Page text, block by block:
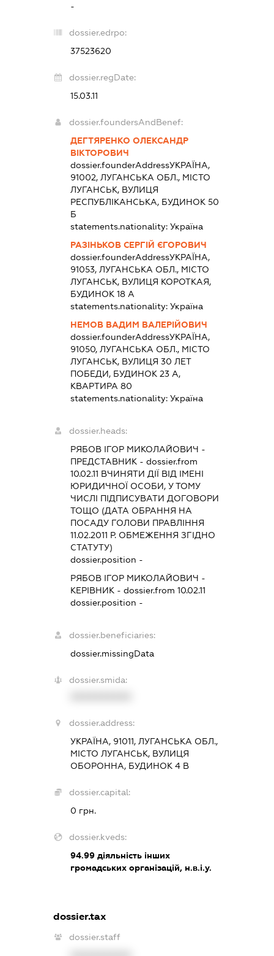
-
dossier.edrpo:
37523620
dossier.regDate:
15.03.11
dossier.foundersAndBenef:
ДЕГТЯРЕНКО ОЛЕКСАНДР
ВІКТОРОВИЧ
dossier.founderAddressУКРАЇНА,
91002, ЛУГАНСЬКА ОБЛ., МІСТО
ЛУГАНСЬК, ВУЛИЦЯ
РЕСПУБЛІКАНСЬКА, БУДИНОК 50
Б
statements.nationality: Україна
РАЗІНЬКОВ СЕРГІЙ ЄГОРОВИЧ
dossier.founderAddressУКРАЇНА,
91053, ЛУГАНСЬКА ОБЛ., МІСТО
ЛУГАНСЬК, ВУЛИЦЯ КОРОТКАЯ,
БУДИНОК 18 А
statements.nationality: Україна
НЕМОВ ВАДИМ ВАЛЕРІЙОВИЧ
dossier.founderAddressУКРАЇНА,
91050, ЛУГАНСЬКА ОБЛ., МІСТО
ЛУГАНСЬК, ВУЛИЦЯ 30 ЛЕТ
ПОБЕДИ, БУДИНОК 23 А,
КВАРТИРА 80
statements.nationality: Україна
dossier.heads:
РЯБОВ ІГОР МИКОЛАЙОВИЧ -
ПРЕДСТАВНИК - dossier.from
10.02.11 ВЧИНЯТИ ДІЇ ВІД ІМЕНІ
ЮРИДИЧНОЇ ОСОБИ, У ТОМУ
ЧИСЛІ ПІДПИСУВАТИ ДОГОВОРИ
ТОЩО (ДАТА ОБРАННЯ НА
ПОСАДУ ГОЛОВИ ПРАВЛІННЯ
11.02.2011 Р. ОБМЕЖЕННЯ ЗГІДНО
СТАТУТУ)
dossier.position -
РЯБОВ ІГОР МИКОЛАЙОВИЧ -
КЕРІВНИК - dossier.from 10.02.11
dossier.position -
dossier.beneficiaries:
dossier.missingData
dossier.smida:
dossier.address:
УКРАЇНА, 91011, ЛУГАНСЬКА ОБЛ.,
МІСТО ЛУГАНСЬК, ВУЛИЦЯ
ОБОРОННА, БУДИНОК 4 В
dossier.capital:
0 грн.
dossier.kveds:
94.99діяльність інших
громадських організацій, н.в.і.у.
dossier.tax
dossier.staff